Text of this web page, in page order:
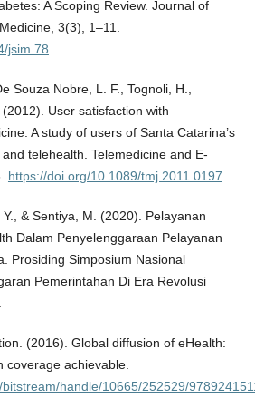
A Scoping Review. Journal of
3(3), 1–11.
jsim.78
Souza Nobre, L. F., Tognoli, H.,
User satisfaction with
A study of users of Santa Catarina’s
telehealth. Telemedicine and E-
https://doi.org/10.1089/tmj.2011.0197
& Sentiya, M. (2020). Pelayanan
Dalam Penyelenggaraan Pelayanan
Prosiding Simposium Nasional
Pemerintahan Di Era Revolusi
(2016). Global diffusion of eHealth:
coverage achievable.
handle/10665/252529/